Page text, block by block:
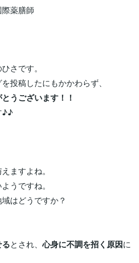
薬膳師
さです。
投稿したにもかかわらず、
うございます！！
♪♪
ますよね。
うですね。
はどうですか？
とされ、心身に不調を招く原因に